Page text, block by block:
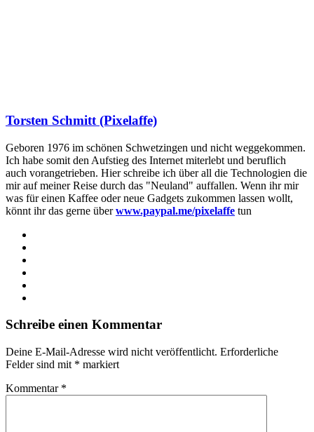
Torsten Schmitt (Pixelaffe)
Geboren 1976 im schönen Schwetzingen und nicht weggekommen.
Ich habe somit den Aufstieg des Internet miterlebt und beruflich
auch vorangetrieben. Hier schreibe ich über all die Technologien die
mir auf meiner Reise durch das "Neuland" auffallen. Wenn ihr mir
was für einen Kaffee oder neue Gadgets zukommen lassen wollt,
könnt ihr das gerne überwww.paypal.me/pixelaffe tun
Schreibe einen Kommentar
Deine E-Mail-Adresse wird nicht veröffentlicht. Erforderliche
Felder sind mit * markiert
Kommentar *